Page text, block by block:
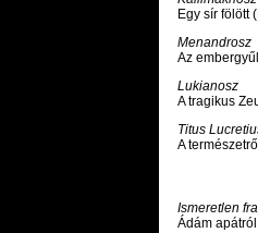
Egy sír fölött
Menandrosz
Az
Lukianosz
A tragikus
Titus
A
Ismeretlen
Ádám